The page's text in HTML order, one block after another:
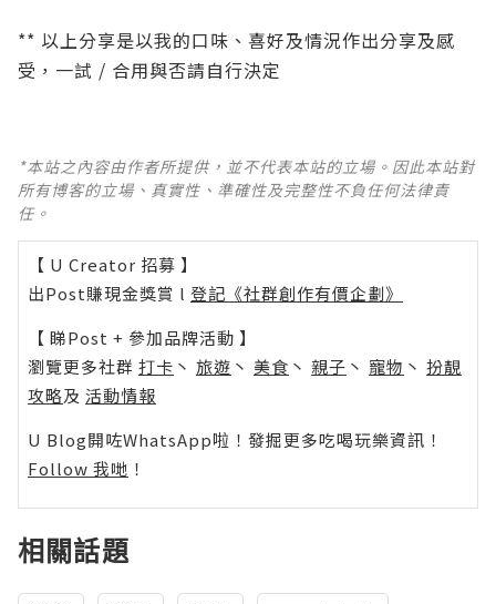
** 以上分享是以我的口味、喜好及情況作出分享及感
受，一試 / 合用與否請自行決定
*本站之內容由作者所提供，並不代表本站的立場。因此本站對
所有博客的立場、真實性、準確性及完整性不負任何法律責
任。
【 U Creator 招募 】
出Post賺現金獎賞 l 登記《社群創作有價企劃》
【 睇Post + 參加品牌活動 】
瀏覽更多社群 打卡 丶 旅遊 丶 美食 丶 親子 丶 寵物 丶 扮靚
攻略及 活動情報
U Blog開咗WhatsApp啦！發掘更多吃喝玩樂資訊！
Follow 我哋 ！
相關話題